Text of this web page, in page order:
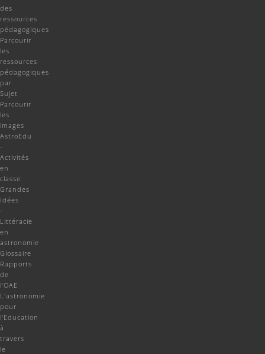
des
ressources
pédagogiques
Parcourir
les
ressources
pédagogiques
par
Sujet
Parcourir
les
images
AstroEdu
-
Activités
en
classe
Grandes
Idées
-
Littéracie
en
astronomie
Glossaire
Rapports
de
l'OAE
L'astronomie
pour
l'Education
à
travers
le